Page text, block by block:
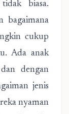
biasa.
bagaimana
cukup
Ada anak
dengan
jenis
nyaman